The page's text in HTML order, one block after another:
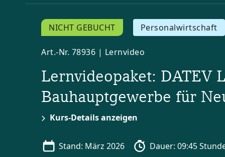
NICHT GEBUCHT Personalwirtschaft
Art.-Nr. 78936 | Lernvideo
Lernvideopaket: DATEV
Bauhauptgewerbe für
Kurs-Details anzeigen
Stand: März 2026 Dauer: 09:45